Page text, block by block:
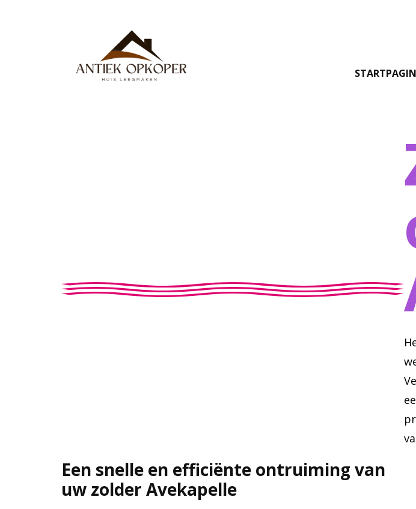
Een snelle en efficiënte ontruiming van
uw zolder Avekapelle